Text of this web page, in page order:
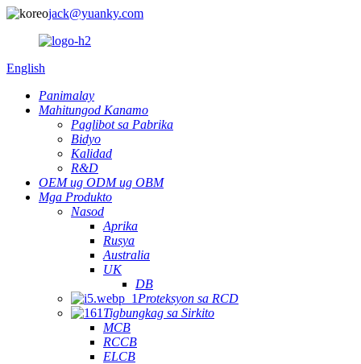
jack@yuanky.com
English
Panimalay
Mahitungod Kanamo
Paglibot sa Pabrika
Bidyo
Kalidad
R&D
OEM ug ODM ug OBM
Mga Produkto
Nasod
Aprika
Rusya
Australia
UK
DB
Proteksyon sa RCD
Tigbungkag sa Sirkito
MCB
RCCB
ELCB